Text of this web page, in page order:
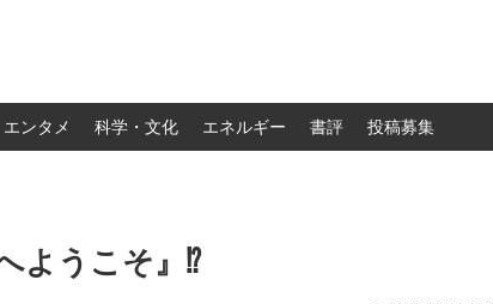
エンタメ 科学・文化 エネルギー 書評 投稿募集
ようこそ』⁉︎